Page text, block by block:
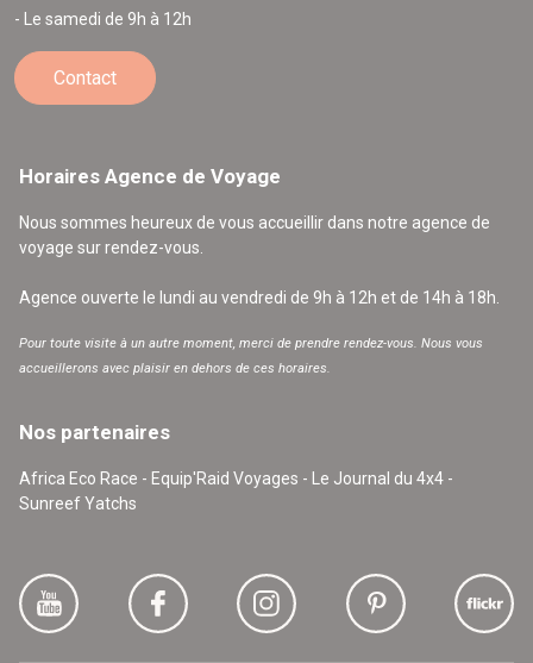
- Le samedi de 9h à 12h
Contact
Horaires Agence de Voyage
Nous sommes heureux de vous accueillir dans notre agence de
voyage sur rendez-vous.
Agence ouverte le lundi au vendredi de 9h à 12h et de 14h à 18h.
Pour toute visite à un autre moment, merci de prendre rendez-vous. Nous vous
accueillerons avec plaisir en dehors de ces horaires.
Nos partenaires
Africa Eco Race - Equip'Raid Voyages - Le Journal du 4x4 -
Sunreef Yatchs